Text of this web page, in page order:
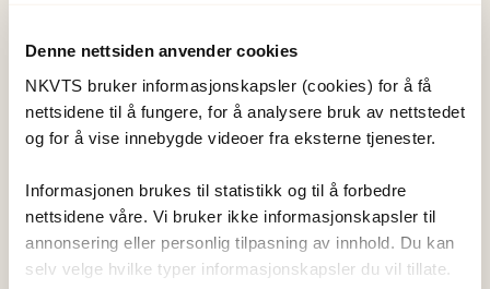
Denne nettsiden anvender cookies
NKVTS bruker informasjonskapsler (cookies) for å få
nettsidene til å fungere, for å analysere bruk av nettstedet
og for å vise innebygde videoer fra eksterne tjenester.
Informasjonen brukes til statistikk og til å forbedre
nettsidene våre. Vi bruker ikke informasjonskapsler til
annonsering eller personlig tilpasning av innhold. Du kan
selv velge hvilke typer informasjonskapsler du vil tillate.
(SLESQ-Revised og PCL-5). Kunnskapen fra studien
kan bidra til bedre tilrettelegging for læring hos
traumatiserte flyktninger, og slik fremme den
enkeltes muligheter for arbeid og/eller
Tilleggsinformasjon
NFR-prosjekt, program Offentlig PhD